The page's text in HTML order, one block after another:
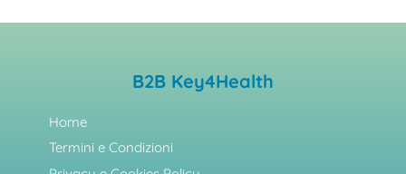
B2B Key4Health
Home
Termini e Condizioni